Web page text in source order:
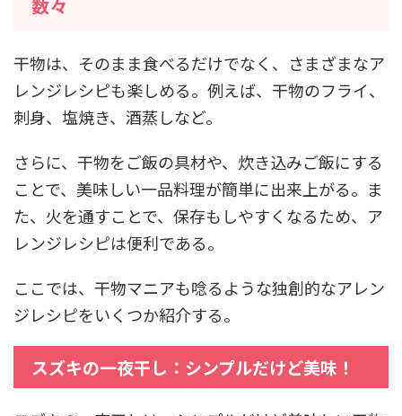
数々
干物は、そのまま食べるだけでなく、さまざまなア
レンジレシピも楽しめる。例えば、干物のフライ、
刺身、塩焼き、酒蒸しなど。
さらに、干物をご飯の具材や、炊き込みご飯にする
ことで、美味しい一品料理が簡単に出来上がる。ま
た、火を通すことで、保存もしやすくなるため、ア
レンジレシピは便利である。
ここでは、干物マニアも唸るような独創的なアレン
ジレシピをいくつか紹介する。
スズキの一夜干し：シンプルだけど美味！